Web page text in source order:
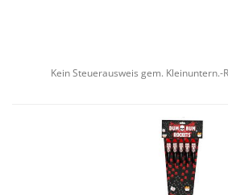
Kein Steuerausweis gem. Kleinuntern.-